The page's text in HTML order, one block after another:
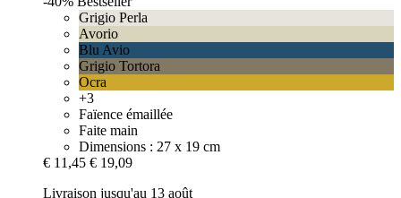
Grigio Perla
Avorio
Blu Avio
Grigio Tortora
Ocra
+3
Faïence émaillée
Faite main
Dimensions : 27 x 19 cm
€ 11,45 € 19,09
Livraison jusqu'au 13 août